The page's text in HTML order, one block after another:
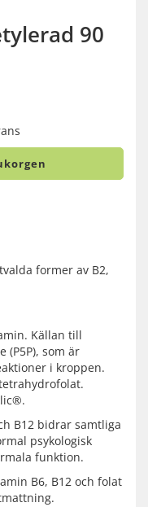
90
former av B2,
Källan till
(P5P), som är
i kroppen.
B12 bidrar samtliga
psykologisk
funktion.
B6, B12 och folat